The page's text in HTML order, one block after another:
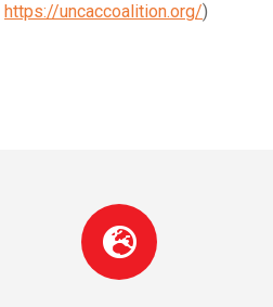
https://uncaccoalition.org/)